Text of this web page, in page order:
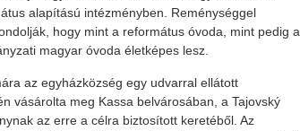
alapítású intézményben. Reménységgel
hogy mint a református óvoda, mint pedig a
magyar óvoda életképes lesz.
az egyházközség egy udvarral ellátott
vásárolta meg Kassa belvárosában, a Tajovský
az erre a célra biztosított keretéből. Az